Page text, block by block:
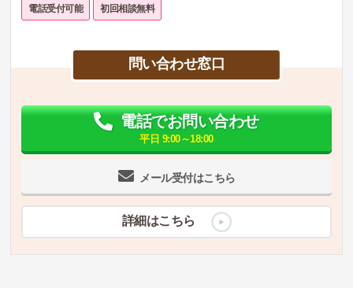
電話受付可能 初回相談無料
問い合わせ窓口
メール受付はこちら
電話でお問い合わせ
平日 9:00～18:00
詳細はこちら